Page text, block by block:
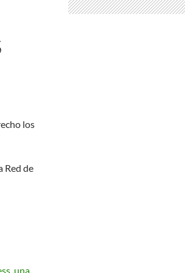
los
Red de
una